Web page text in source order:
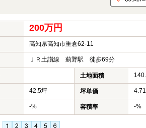
200万円
高知県高知市重倉62-11
ＪＲ土讃線 薊野駅 徒歩69分
土地面積
42.5坪 坪単価
-% 容積率 -%